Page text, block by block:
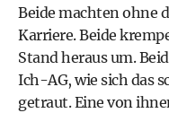
Beide machten ohne
Karriere. Beide
Stand heraus um.
Ich-AG, wie sich das
getraut. Eine von